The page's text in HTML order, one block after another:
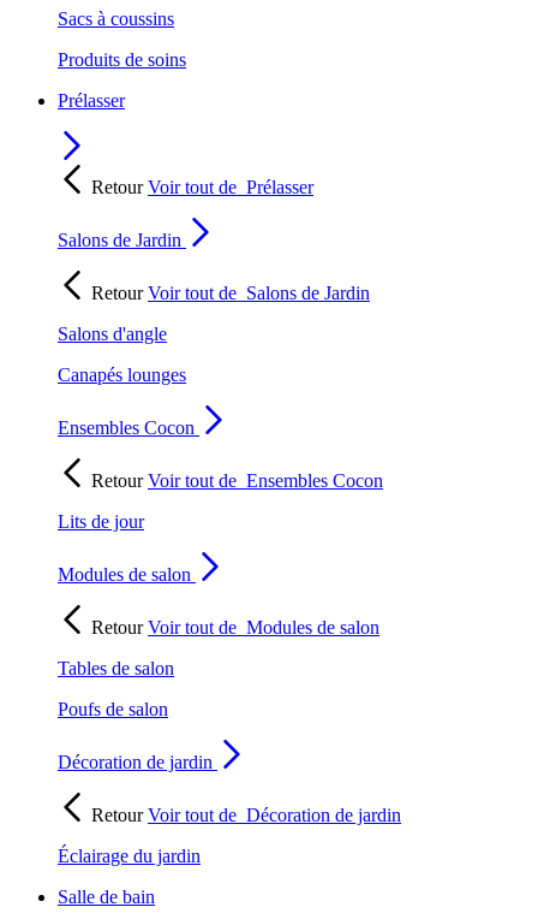
Sacs à coussins
Produits de soins
Prélasser
RetourVoir tout de Prélasser
Salons de Jardin
RetourVoir tout de Salons de Jardin
Salons d'angle
Canapés lounges
Ensembles Cocon
RetourVoir tout de Ensembles Cocon
Lits de jour
Modules de salon
RetourVoir tout de Modules de salon
Tables de salon
Poufs de salon
Décoration de jardin
RetourVoir tout de Décoration de jardin
Éclairage du jardin
Salle de bain